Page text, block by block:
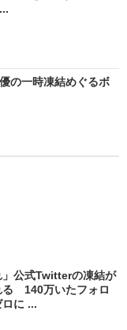
の一時凍結めぐるボ
」公式Twitterの凍結が
る 140万いたフォロ
ロに ...